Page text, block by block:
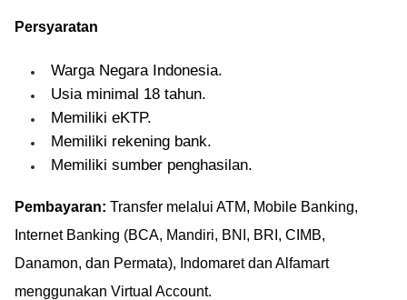
Persyaratan
Warga Negara Indonesia.
Usia minimal 18 tahun.
Memiliki eKTP.
Memiliki rekening bank.
Memiliki sumber penghasilan.
Pembayaran: Transfer melalui ATM, Mobile Banking,
Internet Banking (BCA, Mandiri, BNI, BRI, CIMB,
Danamon, dan Permata), Indomaret dan Alfamart
menggunakan Virtual Account.